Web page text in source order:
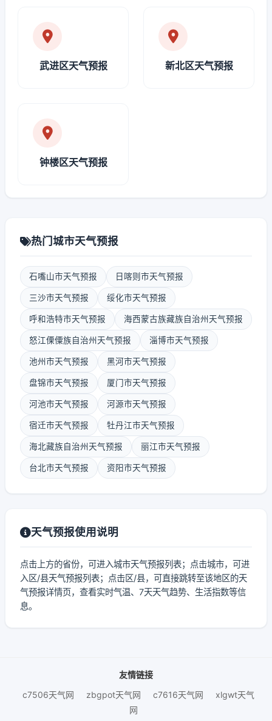
武进区天气预报 新北区天气预报
钟楼区天气预报
热门城市天气预报
石嘴山市天气预报 日喀则市天气预报
三沙市天气预报 绥化市天气预报
呼和浩特市天气预报 海西蒙古族藏族自治州天气预报
怒江傈僳族自治州天气预报 淄博市天气预报
池州市天气预报 黑河市天气预报
盘锦市天气预报 厦门市天气预报
河池市天气预报 河源市天气预报
宿迁市天气预报 牡丹江市天气预报
海北藏族自治州天气预报 丽江市天气预报
台北市天气预报 资阳市天气预报
天气预报使用说明
点击上方的省份，可进入城市天气预报列表；点击城市，可进
入区/县天气预报列表；点击区/县，可直接跳转至该地区的天
气预报详情页，查看实时气温、7天天气趋势、生活指数等信
息。
友情链接
c7506天气网
zbgpot天气网 c7616天气网
xlgwt天气
网